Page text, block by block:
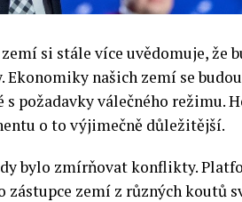
si stále více uvědomuje, že
našich zemí se
požadavky válečného režimu.
o to výjimečně důležitější.
bylo zmírňovat konflikty.
zemí z různých koutů